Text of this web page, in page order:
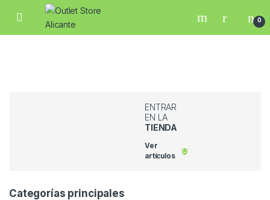
Skip to navigation
Skip to content
Open 0
ENTRAR
EN LA
TIENDA
Ver
artículos
Categorías principales